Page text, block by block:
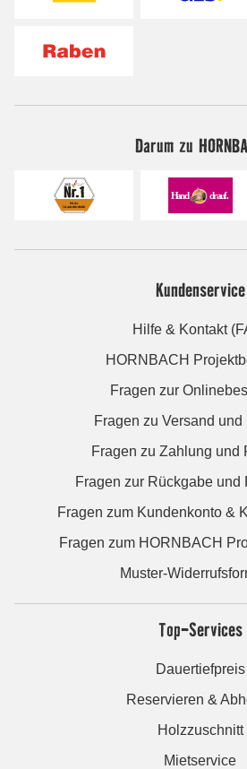
Darum zu
Kundenservice
Hilfe & Kontakt
HORNBACH
Fragen zur
Fragen zu Versand und
Fragen zu Zahlung und
Fragen zur Rückgabe und
Fragen zum Kundenkonto &
Fragen zum HORNBACH
Muster-
Top-Services
Dauertiefpreis
Reservieren &
Holzzuschnitt
Mietservice